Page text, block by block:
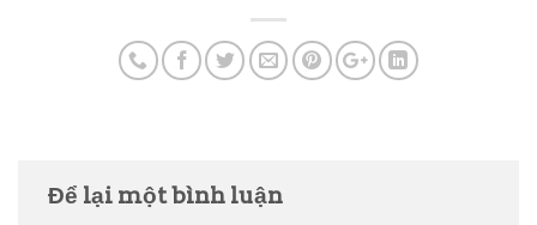
Để lại một bình luận